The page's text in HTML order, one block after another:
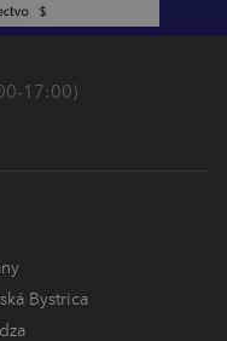
17:00)
Bystrica